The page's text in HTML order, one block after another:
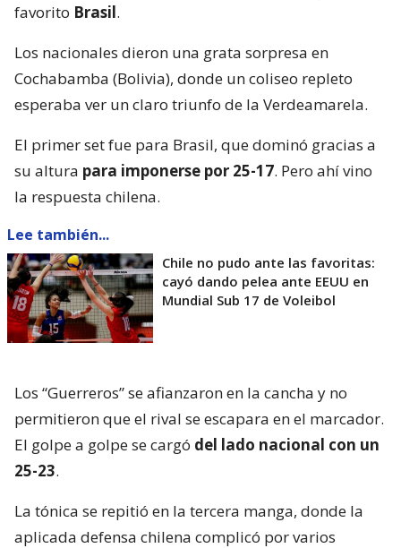
favorito Brasil.
Los nacionales dieron una grata sorpresa en
Cochabamba (Bolivia), donde un coliseo repleto
esperaba ver un claro triunfo de la Verdeamarela.
El primer set fue para Brasil, que dominó gracias a
su altura para imponerse por 25-17. Pero ahí vino
la respuesta chilena.
Lee también...
Chile no pudo ante las favoritas:
cayó dando pelea ante EEUU en
Mundial Sub 17 de Voleibol
Los “Guerreros” se afianzaron en la cancha y no
permitieron que el rival se escapara en el marcador.
El golpe a golpe se cargó del lado nacional con un
25-23.
La tónica se repitió en la tercera manga, donde la
aplicada defensa chilena complicó por varios